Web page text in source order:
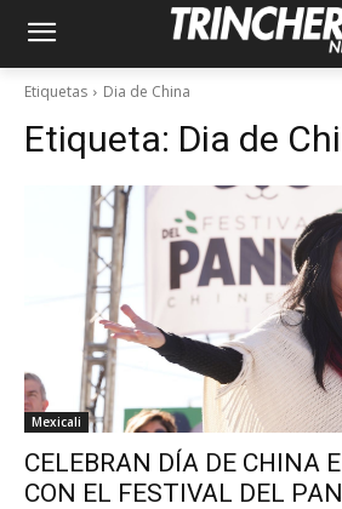
Etiquetas Dia de China
Etiqueta: Dia de
Mexicali
CELEBRAN DÍA DE CHINA
CON EL FESTIVAL DEL